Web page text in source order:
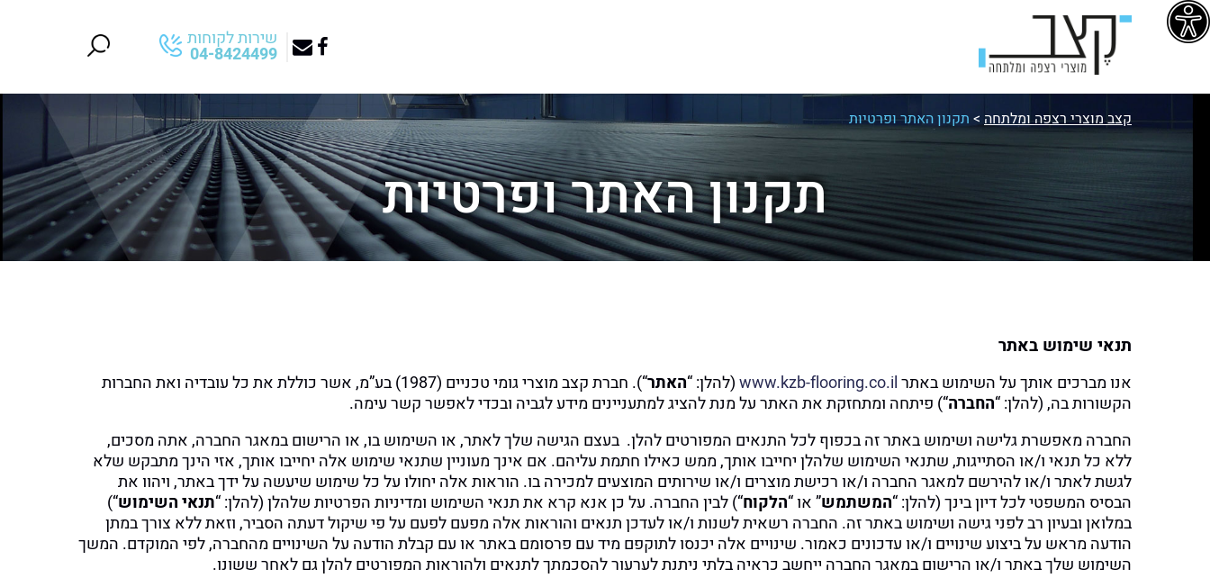
שירות לקוחות
04-8424499
קצב מוצרי רצפה ומלתחה > תקנון האתר ופרטיות
תקנון האתר ופרטיות
תנאי שימוש באתר
אנו מברכים אותך על השימוש באתרwww.kzb-flooring.co.il(להלן: “האתר
“). חברת קצב מוצרי גומי טכניים (1987) בע”מ, אשר כוללת את כל עובדיה ואת החברות
הקשורות בה, (להלן: “החברה“) פיתחה ומתחזקת את האתר על מנת להציג למתעניינים מידע לגביה ובכדי לאפשר קשר עימה.
החברה מאפשרת גלישה ושימוש באתר זה בכפוף לכל התנאים המפורטים להלן. בעצם הגישה שלך לאתר, או השימוש בו, או הרישום במאגר החברה, אתה מסכים,
ללא כל תנאי ו/או הסתייגות, שתנאי השימוש שלהלן יחייבו אותך, ממש כאילו חתמת עליהם. אם אינך מעוניין שתנאי שימוש אלה יחייבו אותך, אזי הינך מתבקש שלא
לגשת לאתר ו/או להירשם למאגר החברה ו/או רכישת מוצרים ו/או שירותים המוצעים למכירה בו. הוראות אלה יחולו על כל שימוש שיעשה על ידך באתר, ויהוו את
הבסיס המשפטי לכל דיון בינך (להלן: “המשתמש” או “הלקוח“) לבין החברה. על כן אנא קרא את תנאי השימוש ומדיניות הפרטיות שלהלן (להלן: “תנאי השימוש“)
במלואן ובעיון רב לפני גישה ושימוש באתר זה. החברה רשאית לשנות ו/או לעדכן תנאים והוראות אלה מפעם לפעם על פי שיקול דעתה הסביר, וזאת ללא צורך במתן
הודעה מראש על ביצוע שינויים ו/או עדכונים כאמור. שינויים אלה יכנסו לתוקפם מיד עם פרסומם באתר או עם קבלת הודעה על השינויים מהחברה, לפי המוקדם. המשך
השימוש שלך באתר ו/או הרישום במאגר החברה ייחשב כראיה בלתי ניתנת לערעור להסכמתך לתנאים ולהוראות המפורטים להלן גם לאחר ששונו.